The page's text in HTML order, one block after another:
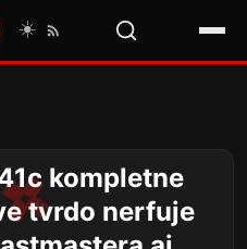
☀️
kompletne
tvrdo nerfuje